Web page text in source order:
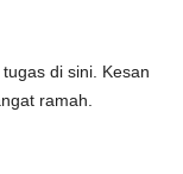
di sini. Kesan
ramah.